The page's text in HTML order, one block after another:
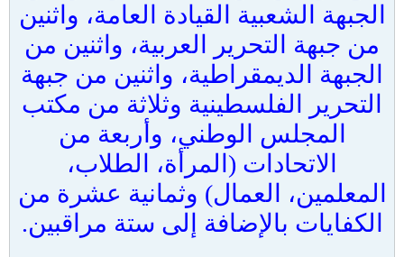
الجبهة الشعبية القيادة العامة، واثنين
من جبهة التحرير العربية، واثنين من
الجبهة الديمقراطية، واثنين من جبهة
التحرير الفلسطينية وثلاثة من مكتب
المجلس الوطني، وأربعة من
الاتحادات (المرأة، الطلاب،
المعلمين، العمال) وثمانية عشرة من
الكفايات بالإضافة إلى ستة مراقبين.